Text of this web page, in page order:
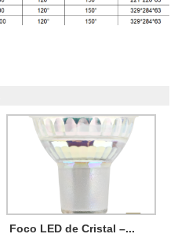
Foco LED de Cristal –...